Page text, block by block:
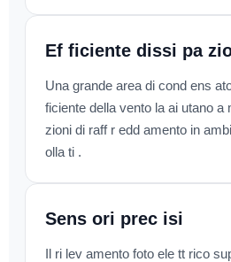
Ef ficiente dissi pa
Una grande area di cond ens
ficiente della vento la ai utano a
zioni di raff r edd amento in
olla ti .
Sens ori prec isi
Il ri lev amento foto ele tt rico